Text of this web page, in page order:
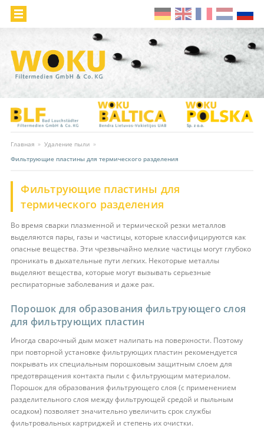
Главная » Удаление пыли »
Фильтрующие пластины для термического разделения
Фильтрующие пластины для
термического разделения
Во время сварки плазменной и термической резки металлов
выделяются пары, газы и частицы, которые классифицируются как
опасные вещества. Эти чрезвычайно мелкие частицы могут глубоко
проникать в дыхательные пути легких. Некоторые металлы
выделяют вещества, которые могут вызывать серьезные
респираторные заболевания и даже рак.
Порошок для образования фильтрующего слоя
для фильтрующих пластин
Иногда сварочный дым может налипать на поверхности. Поэтому
при повторной установке фильтрующих пластин рекомендуется
покрывать их специальным порошковым защитным слоем для
предотвращения контакта пыли с фильтрующим материалом.
Порошок для образования фильтрующего слоя (с применением
разделительного слоя между фильтрующей средой и пыльным
осадком) позволяет значительно увеличить срок службы
фильтровальных картриджей и степень их очистки.